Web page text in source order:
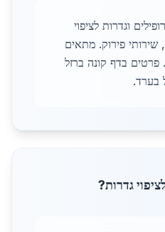
וגדרות לציפוי
שירותי פירוק. מתאים
בדף קונה ברזל
בערד.
גדרות?